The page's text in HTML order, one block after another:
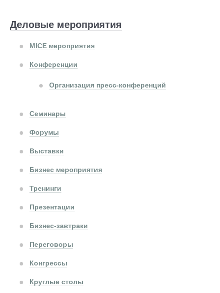
Деловые мероприятия
MICE мероприятия
Конференции
Организация пресс-конференций
Семинары
Форумы
Выставки
Бизнес мероприятия
Тренинги
Презентации
Бизнес-завтраки
Переговоры
Конгрессы
Круглые столы